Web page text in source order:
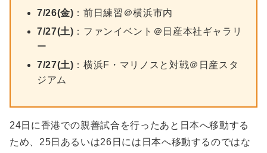
7/26(金) ：前日練習＠横浜市内
7/27(土) ：ファンイベント＠日産本社ギャラリ
ー
7/27(土) ：横浜F・マリノスと対戦＠日産スタ
ジアム
24日に香港での親善試合を行ったあと日本へ移動する
ため、25日あるいは26日には日本へ移動するのではな